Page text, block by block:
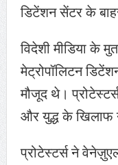
डिटेंशन सेंटर के
विदेशी मीडिया के
मेट्रोपॉलिटन
मौजूद थे।
और युद्ध के खिलाफ
प्रोटेस्टर्स ने